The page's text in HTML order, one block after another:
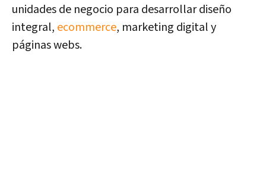
unidades de negocio para desarrollar diseño
integral, ecommerce, marketing digital y
páginas webs.